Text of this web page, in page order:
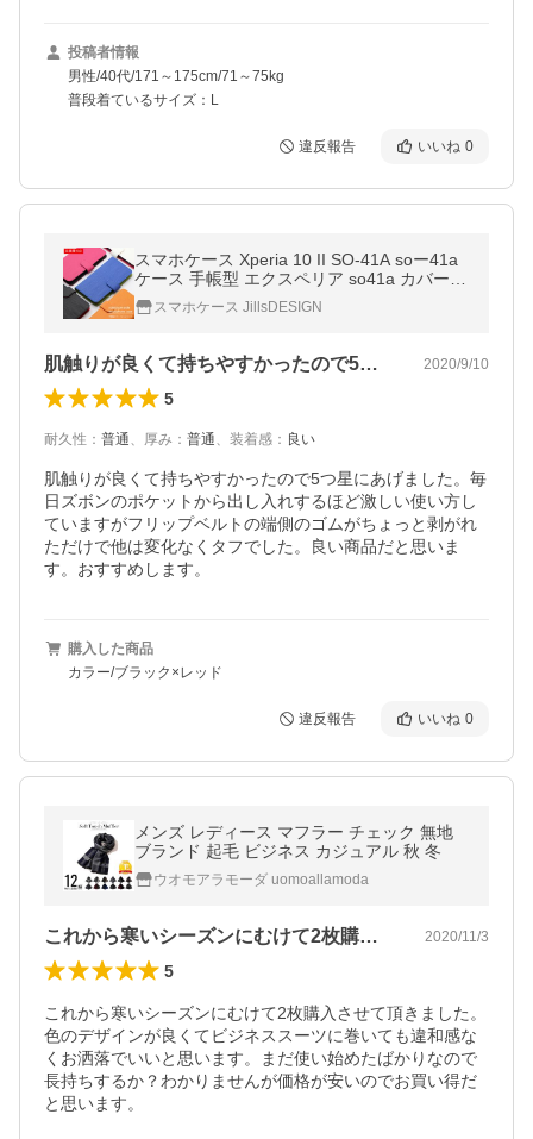
投稿者情報
男性/40代/171～175cm/71～75kg
普段着ているサイズ：L
違反報告 いいね 0
スマホケース Xperia 10 II SO-41A soー41a
ケース 手帳型 エクスペリア so41a カバー
スマホカバー 横 シックなシンプルデザイン
スマホケース JillsDESIGN
肌触りが良くて持ちやすかったので5つ星… 2020/9/10
5
耐久性 ： 普通、 厚み ： 普通、 装着感 ： 良い
肌触りが良くて持ちやすかったので5つ星にあげました。毎
日ズボンのポケットから出し入れするほど激しい使い方し
ていますがフリップベルトの端側のゴムがちょっと剥がれ
ただけで他は変化なくタフでした。良い商品だと思いま
す。おすすめします。
購入した商品
カラー/ブラック×レッド
違反報告 いいね 0
メンズ レディース マフラー チェック 無地
ブランド 起毛 ビジネス カジュアル 秋 冬
ウオモアラモーダ uomoallamoda
これから寒いシーズンにむけて2枚購入さ… 2020/11/3
5
これから寒いシーズンにむけて2枚購入させて頂きました。
色のデザインが良くてビジネススーツに巻いても違和感な
くお洒落でいいと思います。まだ使い始めたばかりなので
長持ちするか？わかりませんが価格が安いのでお買い得だ
と思います。